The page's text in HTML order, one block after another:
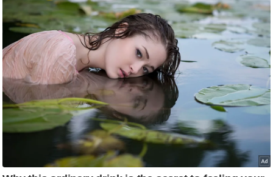
मा
/
ध
र्म
स्थ
ल
व्र
त
त्यो
र